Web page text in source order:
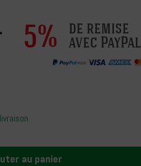
5% de remise
avec PayPal
au panier